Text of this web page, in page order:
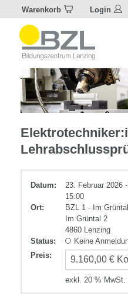
Warenkorb Login
Elektrotechnik
Datum:
23. Februar 2026
15:00
Ort:
BZL 1 - Im
Im Grüntal 2
4860 Lenzing
Status:
Keine
Preis:
exkl. 20 % MwSt.